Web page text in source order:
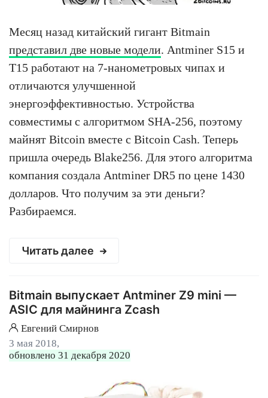
Месяц назад китайский гигант Bitmain
представил две новые модели. Antminer S15 и
T15 работают на 7-нанометровых чипах и
отличаются улучшенной
энергоэффективностью. Устройства
совместимы с алгоритмом SHA-256, поэтому
майнят Bitcoin вместе с Bitcoin Cash. Теперь
пришла очередь Blake256. Для этого алгоритма
компания создала Antminer DR5 по цене 1430
долларов. Что получим за эти деньги?
Разбираемся.
Читать далее
Bitmain выпускает Antminer Z9 mini —
ASIC для майнинга Zcash
Евгений Смирнов
3 мая 2018,
обновлено 31 декабря 2020